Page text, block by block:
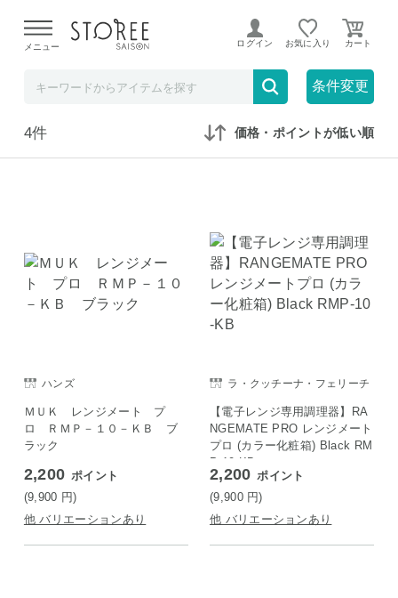
よる配送遅延が発生しております。
メニュー ログイン お気に入り
条件変更
在庫なしも表示 セール対象のみ
4件 価格・ポイントが低い順
ハンズ
ＭＵＫ レンジメート プ
ロ ＲＭＰ－１０－ＫＢ ブ
ラック
2,200 ポイント
(9,900 円)
他 バリエーションあり
ラ・クッチーナ・フェリーチ
【電子レンジ専用調理器】RA
NGEMATE PRO レンジメート
プロ (カラー化粧箱) Black RM
P-10-KB
2,200 ポイント
(9,900 円)
他 バリエーションあり